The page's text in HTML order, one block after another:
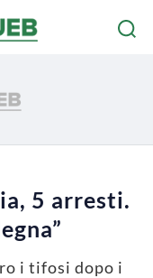
5 arresti.
i tifosi dopo i